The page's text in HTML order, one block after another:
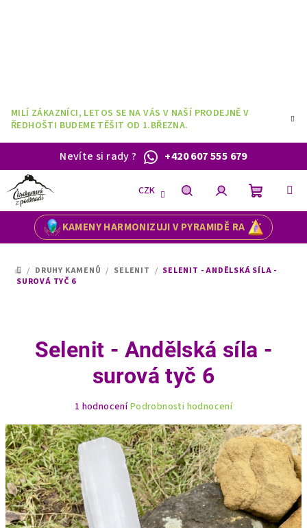
MILÍ ZÁKAZNÍCI, LETOS SE NA VÁS V NAŠÍ PRODEJNĚ V
ŘEDHOŠTI BUDEME TĚŠIT OD 1.BŘEZNA.
Nevíte si rady? +420 607 555 679
KAMENY HARMONIZUJI V PYRAMIDĚ RA
CZK
HledatPřihlášeníNákupní
DOMŮ
/ DRUHY KAMENŮ / SELENIT / SELENIT - ANDĚLSKÁ SÍLA -
SUROVÁ TYČ 6
Selenit - Andělská síla -
surová tyč 6
produktu
je
5,0
z
5
hvězdiček.
1 hodnoceníPodrobnosti hodnocení